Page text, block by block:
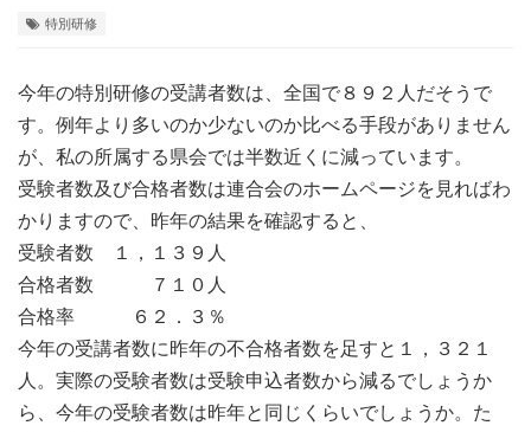
特別研修
今年の特別研修の受講者数は、全国で８９２人だそうで
す。例年より多いのか少ないのか比べる手段がありません
が、私の所属する県会では半数近くに減っています。
受験者数及び合格者数は連合会のホームページを見ればわ
かりますので、昨年の結果を確認すると、
受験者数 １，１３９人
合格者数 ７１０人
合格率 ６２．３％
今年の受講者数に昨年の不合格者数を足すと１，３２１
人。実際の受験者数は受験申込者数から減るでしょうか
ら、今年の受験者数は昨年と同じくらいでしょうか。た